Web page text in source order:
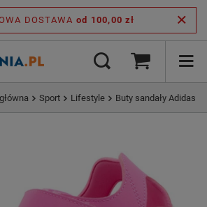
DOSTAWA od 100,00 zł
Sport Lifestyle Buty sandały Adidas